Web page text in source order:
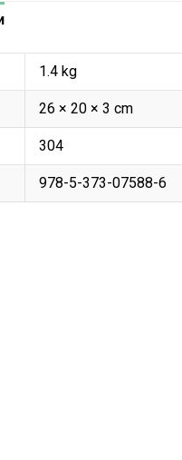
1.4 kg
26 × 20 × 3 cm
304
978-5-373-07588-6